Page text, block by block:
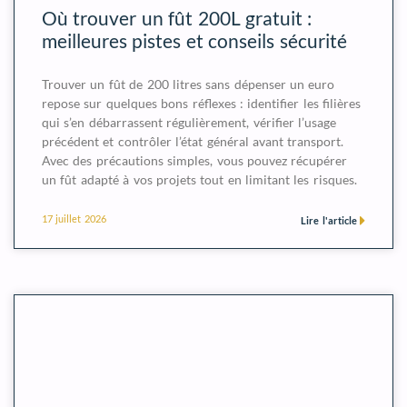
Où trouver un fût 200L gratuit :
meilleures pistes et conseils sécurité
Trouver un fût de 200 litres sans dépenser un euro
repose sur quelques bons réflexes : identifier les filières
qui s’en débarrassent régulièrement, vérifier l’usage
précédent et contrôler l’état général avant transport.
Avec des précautions simples, vous pouvez récupérer
un fût adapté à vos projets tout en limitant les risques.
Lire l'article
17 juillet 2026